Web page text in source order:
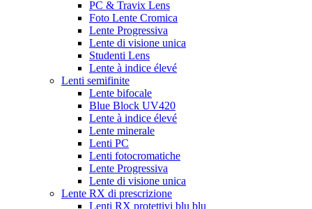
PC & Travix Lens
Foto Lente Cromica
Lente Progressiva
Lente di visione unica
Studenti Lens
Lente à indice élevé
Lenti semifinite
Lente bifocale
Blue Block UV420
Lente à indice élevé
Lente minerale
Lenti PC
Lenti fotocromatiche
Lente Progressiva
Lente di visione unica
Lente RX di prescrizione
Lenti RX protettivi blu blu